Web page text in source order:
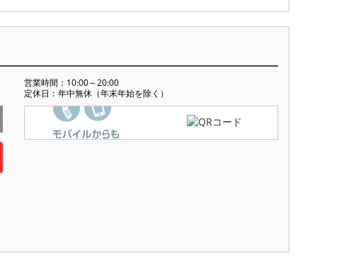
営業時間：10:00～20:00
定休日：年中無休（年末年始を除く）